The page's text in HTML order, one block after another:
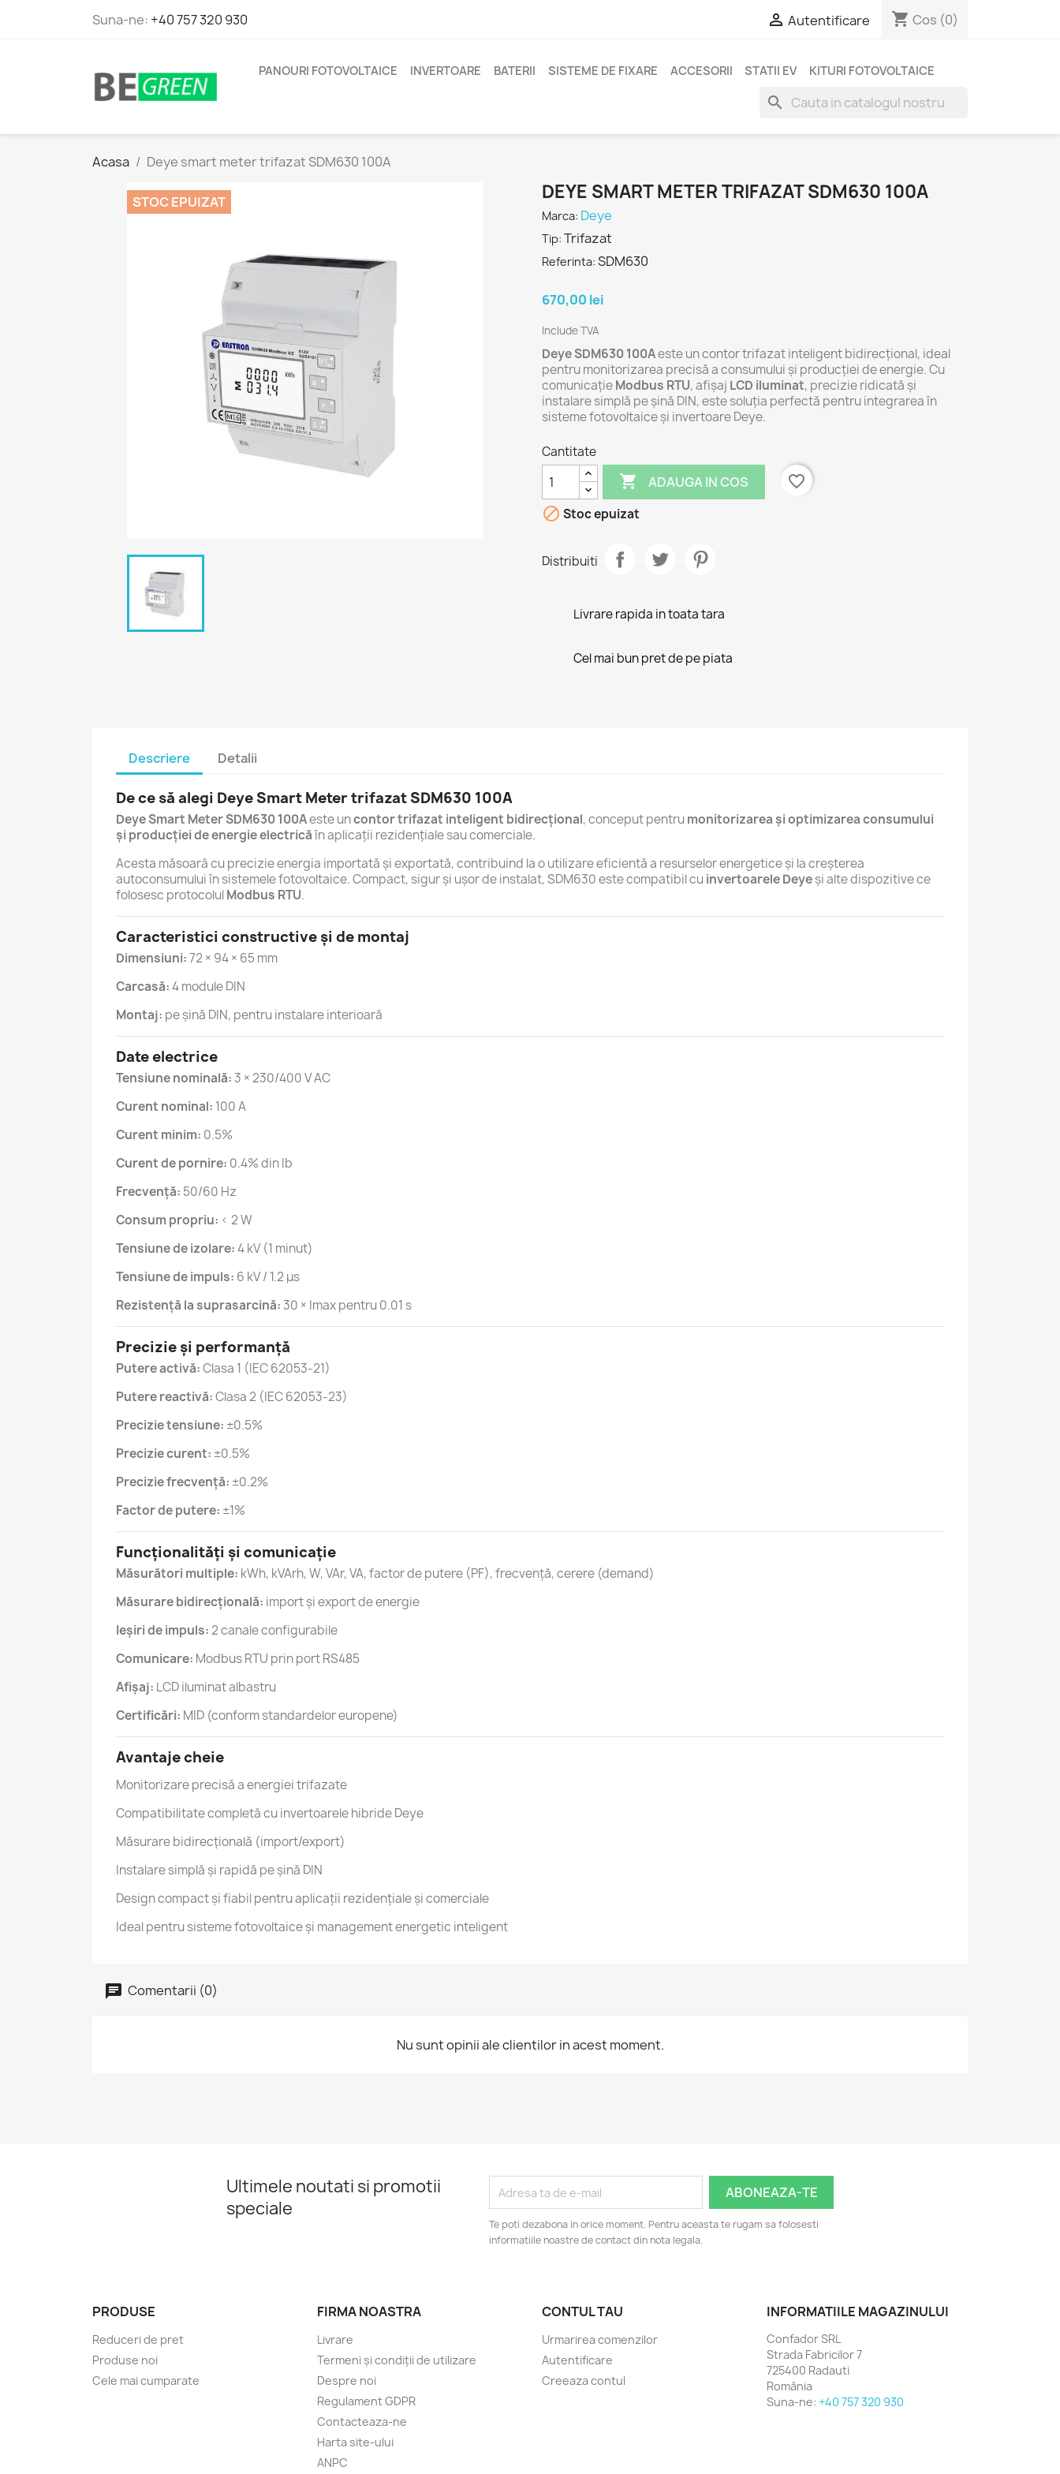
Suna-ne: +40 757 320 930  Autentificare shopping_cart Cos (0)
PANOURI FOTOVOLTAICE INVERTOARE BATERII SISTEME DE FIXARE ACCESORII STATII EV KITURI FOTOVOLTAICE
search
Acasa Deye smart meter trifazat SDM630 100A
STOC EPUIZAT DEYE SMART METER TRIFAZAT SDM630 100A
Marca: Deye
Tip: Trifazat
Referinta: SDM630
670,00 lei
Include TVA
Deye SDM630 100Aeste un contor trifazat inteligent bidirecțional, ideal
pentru monitorizarea precisă a consumului și producției de energie. Cu
comunicațieModbus RTU, afișaj LCD iluminat, precizie ridicată și
instalare simplă pe șină DIN, este soluția perfectă pentru integrarea în
sisteme fotovoltaice și invertoare Deye.
Cantitate
 ADAUGA IN COS
favorite_border
 Stoc epuizat
Distribuiti
Livrare rapida in toata tara
Cel mai bun pret de pe piata
Descriere Detalii
De ce să alegi Deye Smart Meter trifazat SDM630 100A
Deye Smart Meter SDM630 100Aeste uncontor trifazat inteligent bidirecțional, conceput pentrumonitorizarea și optimizarea consumului
și producției de energie electricăîn aplicații rezidențiale sau comerciale.
Acesta măsoară cu precizie energia importată și exportată, contribuind la o utilizare eficientă a resurselor energetice și la creșterea
autoconsumului în sistemele fotovoltaice. Compact, sigur și ușor de instalat, SDM630 este compatibil cuinvertoarele Deyeși alte dispozitive ce
folosesc protocolulModbus RTU.
Caracteristici constructive și de montaj
Dimensiuni:72 × 94 × 65 mm
Carcasă:4 module DIN
Montaj: pe șină DIN, pentru instalare interioară
Date electrice
Tensiune nominală:3 × 230/400 V AC
Curent nominal: 100 A
Curent minim: 0.5%
Curent de pornire: 0.4% din Ib
Frecvență: 50/60 Hz
Consum propriu: < 2 W
Tensiune de izolare:4 kV (1 minut)
Tensiune de impuls: 6 kV / 1.2 μs
Rezistență la suprasarcină:30 × Imax pentru 0.01 s
Precizie și performanță
Putere activă:Clasa 1 (IEC 62053-21)
Putere reactivă:Clasa 2 (IEC 62053-23)
Precizie tensiune: ±0.5%
Precizie curent: ±0.5%
Precizie frecvență: ±0.2%
Factor de putere: ±1%
Funcționalități și comunicație
Măsurători multiple: kWh, kVArh, W, VAr, VA, factor de putere (PF), frecvență, cerere (demand)
Măsurare bidirecțională: import și export de energie
Ieșiri de impuls:2 canale configurabile
Comunicare: Modbus RTU prin port RS485
Afișaj: LCD iluminat albastru
Certificări: MID (conform standardelor europene)
Avantaje cheie
Monitorizare precisă a energiei trifazate
Compatibilitate completă cu invertoarele hibride Deye
Măsurare bidirecțională (import/export)
Instalare simplă și rapidă pe șină DIN
Design compact și fiabil pentru aplicații rezidențiale și comerciale
Ideal pentru sisteme fotovoltaice și management energetic inteligent
Comentarii (0)
Nu sunt opinii ale clientilor in acest moment.
Ultimele noutati si promotii
speciale
Te poti dezabona in orice moment. Pentru aceasta te rugam sa folosesti
informatiile noastre de contact din nota legala.
PRODUSE
Reduceri de pret
Produse noi
Cele mai cumparate
FIRMA NOASTRA
Livrare
Termeni și condiții de utilizare
Despre noi
Regulament GDPR
Contacteaza-ne
Harta site-ului
ANPC
CONTUL TAU
Urmarirea comenzilor
Autentificare
Creeaza contul
INFORMATIILE MAGAZINULUI
Confador SRL
Strada Fabricilor 7
725400 Radauti
România
Suna-ne: +40 757 320 930